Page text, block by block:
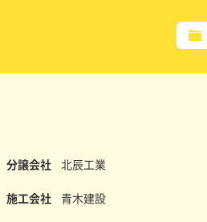
分譲会社 北辰工業
施工会社 青木建設